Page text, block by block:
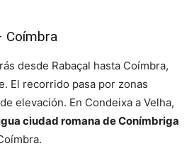
Coímbra
desde Rabaçal hasta Coímbra,
El recorrido pasa por zonas
elevación. En Condeixa a Velha,
ciudad romana de Conímbriga